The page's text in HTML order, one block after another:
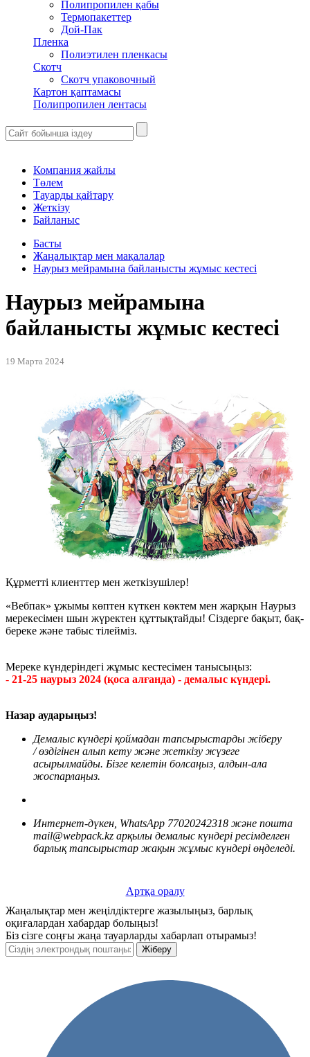
Полипропилен қабы
Термопакеттер
Дой-Пак
Пленка
Полиэтилен пленкасы
Скотч
Скотч упаковочный
Картон қаптамасы
Полипропилен лентасы
Компания жайлы
Төлем
Тауарды қайтару
Жеткізу
Байланыс
Басты
Жаңалықтар мен мақалалар
Наурыз мейрамына байланысты жұмыс кестесі
Наурыз мейрамына
байланысты жұмыс кестесі
19 Марта 2024
Құрметті клиенттер мен жеткізушілер!
«Вебпак» ұжымы көптен күткен көктем мен жарқын Наурыз
мерекесімен шын жүректен құттықтайды! Сіздерге бақыт, бақ-
береке және табыс тілейміз.
Мереке күндеріндегі жұмыс кестесімен танысыңыз:
- 21-25 наурыз 2024 (қоса алғанда) - демалыс күндері.
Назар аударыңыз!
Демалыс күндері қоймадан тапсырыстарды жіберу
/өздігінен алып кету және жеткізу жүзеге
асырылмайды. Бізге келетін болсаңыз , алдын-ала
жоспарлаңыз.
Интернет-дүкен, WhatsApp 77020242318 және пошта
mail@webpack.kz арқылы демалыс күндері ресімделген
барлық тапсырыстар жақын жұмыс күндері өңделеді.
Артқа оралу
Жаңалықтар мен жеңілдіктерге жазылыңыз, барлық
оқиғалардан хабардар болыңыз!
Біз сізге соңғы жаңа тауарларды хабарлап отырамыз!